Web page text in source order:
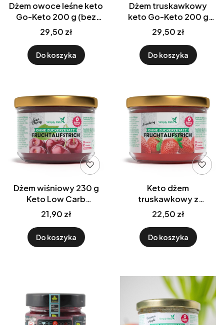
Dżem owoce leśne keto
Go-Keto 200 g (bez
dodatku cukru)
29,50 zł
Do koszyka
Dżem truskawkowy
keto Go-Keto 200 g
(bez dodatku cukru)
29,50 zł
Do koszyka
Dżem wiśniowy 230 g
Keto Low Carb
SimplyKeto
21,90 zł
Do koszyka
Keto dżem
truskawkowy z
erytrytolem 230 g -
Simply Keto
22,50 zł
Do koszyka